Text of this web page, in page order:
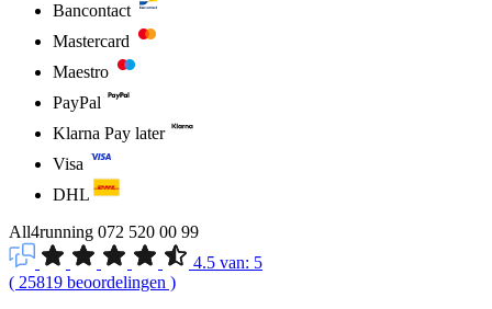
Bancontact
Mastercard
Maestro
PayPal
Klarna Pay later
Visa
DHL
All4running 072 520 00 99
4.5 van: 5
( 25819 beoordelingen )